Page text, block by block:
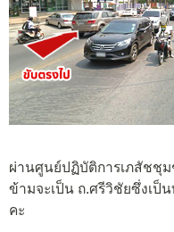
ผ่านศูนย์ปฏิบัติการเภสัชชุ
ข้ามจะเป็น ถ.ศรีวิชัยซึ่งเป็
คะ